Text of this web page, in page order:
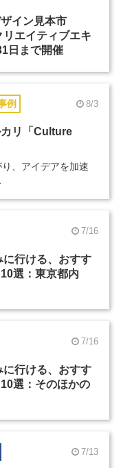
イン見本市
リエイティブエキ
日まで開催
例 8/3
リ「Culture
、アイデアを加速
7/16
行ける、おすす
選：東京都内
7/16
行ける、おすす
選：そのほかの
7/13